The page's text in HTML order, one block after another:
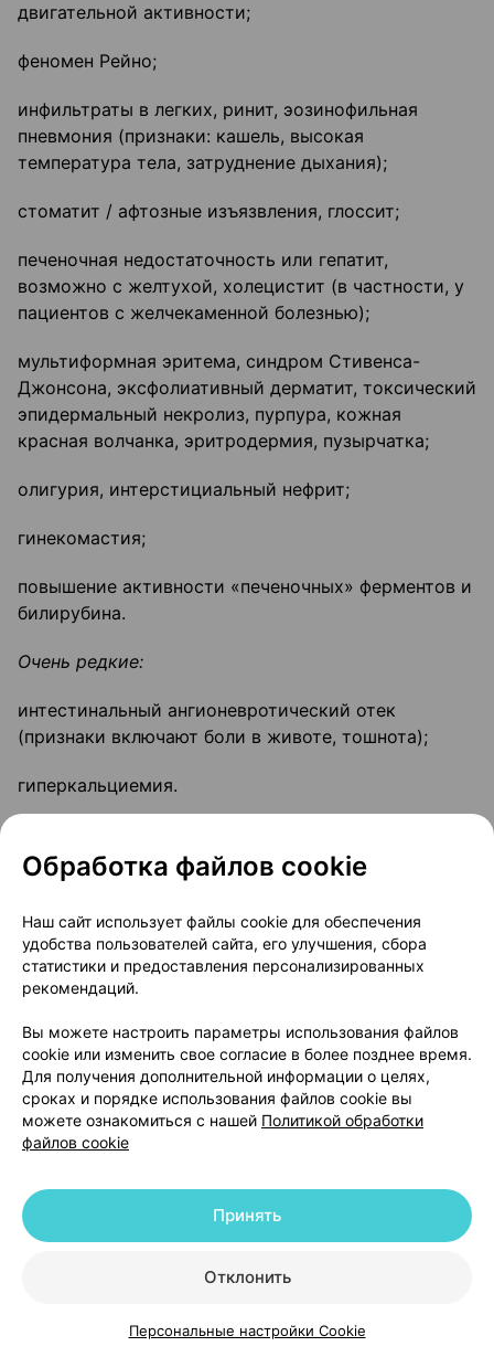
КаталогКорзинаИзбранноеПрофиль
двигательной активности;
феномен Рейно;
инфильтраты в легких, ринит, эозинофильная
пневмония (признаки: кашель, высокая
температура тела, затруднение дыхания);
стоматит / афтозные изъязвления, глоссит;
печеночная недостаточность или гепатит,
возможно с желтухой, холецистит (в частности, у
пациентов с желчекаменной болезнью);
мультиформная эритема, синдром Стивенса-
Джонсона, эксфолиативный дерматит, токсический
эпидермальный некролиз, пурпура, кожная
красная волчанка, эритродермия, пузырчатка;
олигурия, интерстициальный нефрит;
гинекомастия;
повышение активности «печеночных» ферментов и
билирубина.
Очень редкие:
интестинальный ангионевротический отек
(признаки включают боли в животе, тошнота);
гиперкальциемия.
рак кожи и губы (немеланомный рак кожи);
синдром неадекватной секреции
антидиуретического гормона.
включающий все или только некоторые из
указанных признаков: лихорадка, серозит,
васкулит, миалгия / миозит, артралгия/артрит,
положительный тест на антинуклеарные антитела
(ANA), увеличение скорости оседания
В случае возникновения любого из перечисленных
или не указанного в этом листке-вкладыше
побочного эффекта следует обратиться к врачу.
Условия хранения
Обработка файлов cookie
Наш сайт использует файлы cookie для обеспечения
удобства пользователей сайта, его улучшения, сбора
статистики и предоставления персонализированных
рекомендаций.
Вы можете настроить параметры использования файлов
cookie или изменить свое согласие в более позднее время.
Для получения дополнительной информации о целях,
сроках и порядке использования файлов cookie вы
можете ознакомиться с нашей Политикой обработки
файлов cookie
Отклонить
Принять
Персональные настройки Cookie